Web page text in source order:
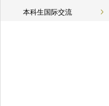
本科生国际交流